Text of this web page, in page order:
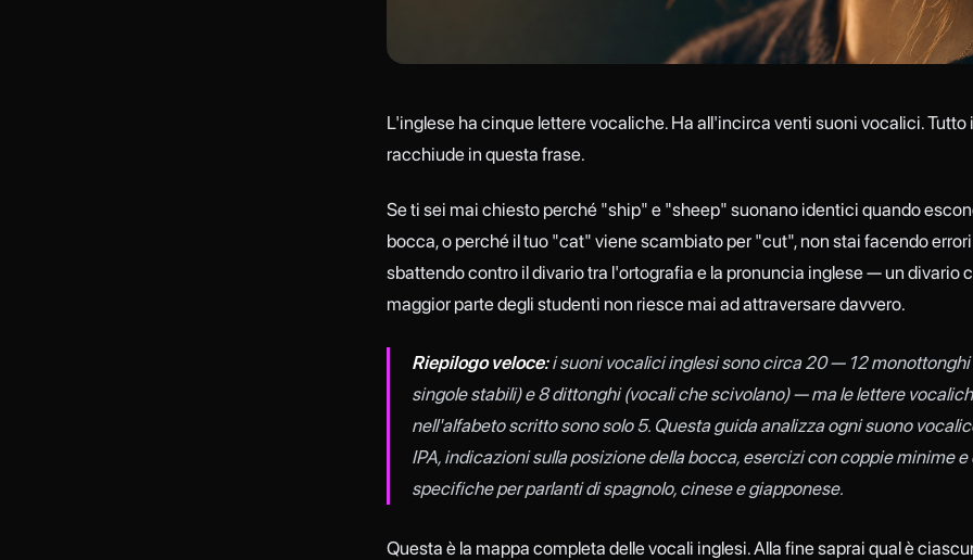
L'inglese ha cinque lettere vocaliche. Ha all'incirca venti suoni vocalici. Tutto
racchiude in questa frase.
Se ti sei mai chiesto perché "ship" e "sheep" suonano identici quando
bocca, o perché il tuo "cat" viene scambiato per "cut", non stai facendo
sbattendo contro il divario tra l'ortografia e la pronuncia inglese — un divario
maggior parte degli studenti non riesce mai ad attraversare davvero.
Riepilogo veloce:i suoni vocalici inglesi sono circa 20 — 12
singole stabili) e 8 dittonghi (vocali che scivolano) — ma le lettere
nell'alfabeto scritto sono solo 5. Questa guida analizza ogni suono
IPA, indicazioni sulla posizione della bocca, esercizi con coppie minime
specifiche per parlanti di spagnolo, cinese e giapponese.
Questa è la mappa completa delle vocali inglesi. Alla fine saprai qual è